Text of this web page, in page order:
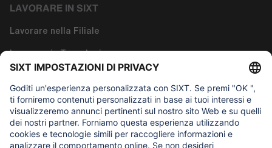
LAVORARE IN SIXT
Lavorare nella Filiale
Lavorare in Tecnologia
Chi siamo
COSA CI INTERESSA